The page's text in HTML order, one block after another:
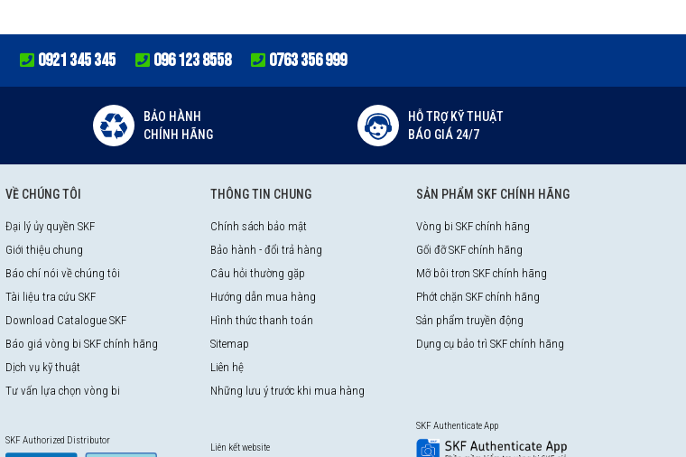
0921 345 345 096 123 8558 0763 356 999
BẢO HÀNH
CHÍNH HÃNG
HỖ TRỢ KỸ THUẬT
BÁO GIÁ 24/7
VỀ CHÚNG TÔI
Đại lý ủy quyền SKF
Giới thiệu chung
Báo chí nói về chúng tôi
Tài liệu tra cứu SKF
Download Catalogue SKF
Báo giá vòng bi SKF chính hãng
Dịch vụ kỹ thuật
Tư vấn lựa chọn vòng bi
SKF Authorized Distributor
THÔNG TIN CHUNG
Chính sách bảo mật
Bảo hành - đổi trả hàng
Câu hỏi thường gặp
Hướng dẫn mua hàng
Hình thức thanh toán
Sitemap
Liên hệ
Những lưu ý trước khi mua hàng
Liên kết website
SẢN PHẨM SKF CHÍNH HÃNG
Vòng bi SKF chính hãng
Gối đỡ SKF chính hãng
Mỡ bôi trơn SKF chính hãng
Phớt chặn SKF chính hãng
Sản phẩm truyền động
Dụng cụ bảo trì SKF chính hãng
SKF Authenticate App